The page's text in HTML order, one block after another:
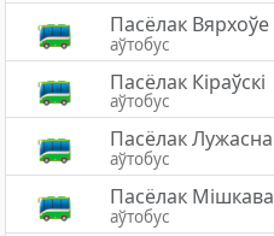
Пасёлак Вярхоўе
аўтобус
Пасёлак Кіраўскі
аўтобус
Пaсёлaк Лужасна
аўтобус
Пасёлак Мішкава
аўтобус